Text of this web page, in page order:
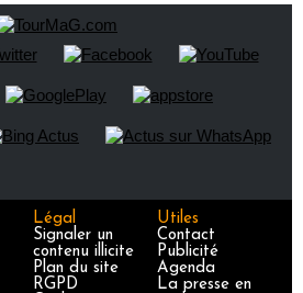
Légal
Signaler un
contenu illicite
Plan du site
RGPD
Utiles
Contact
Publicité
Agenda
La presse en